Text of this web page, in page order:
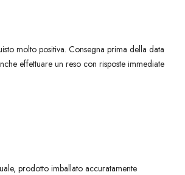
molto positiva. Consegna prima della data
effettuare un reso con risposte immediate
prodotto imballato accuratamente